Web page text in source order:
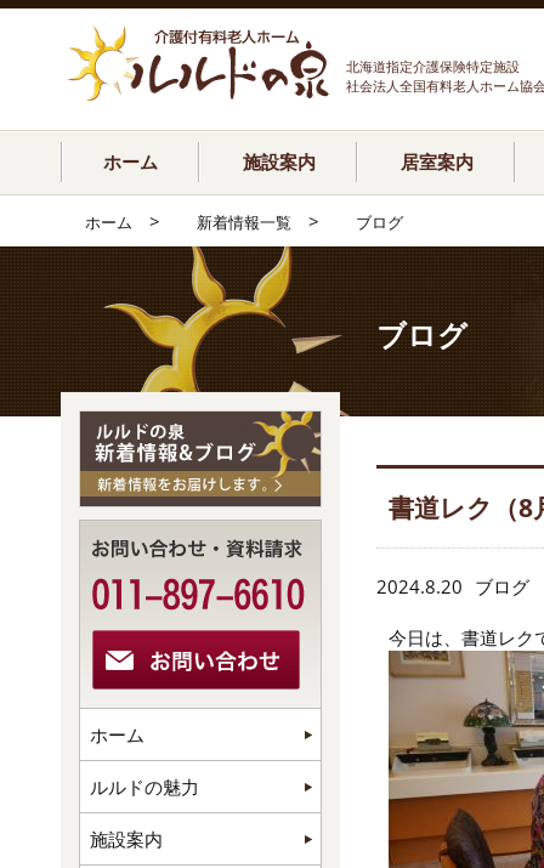
北海道指定介護保険特定施設
社会法人全国有料老人ホーム協
ホーム 施設案内 居室案内
ホーム > 新着情報一覧 > ブログ
ブログ
書道レク（8
2024.8.20 ブログ
今日は、書道レク
ホーム
ルルドの魅力
施設案内